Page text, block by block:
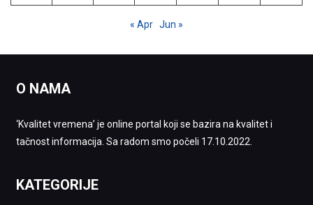
« Apr Jun »
O NAMA
‘Kvalitet vremena’ je online portal koji se bazira na kvalitet i
tačnost informacija. Sa radom smo počeli 17.10.2022.
KATEGORIJE